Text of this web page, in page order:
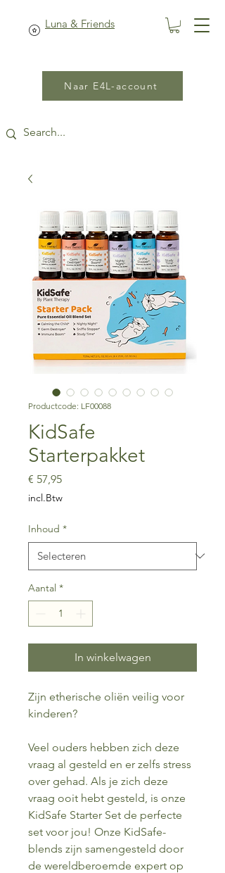
Luna & Friends
Naar E4L-account
Productcode: LF00088
KidSafe
Starterpakket
€ 57,95Prijs
incl.Btw
Inhoud *
Aantal *
In winkelwagen
Zijn etherische oliën veilig voor
kinderen?
Veel ouders hebben zich deze
vraag al gesteld en er zelfs stress
over gehad. Als je zich deze
vraag ooit hebt gesteld, is onze
KidSafe Starter Set de perfecte
set voor jou! Onze KidSafe-
blends zijn samengesteld door
de wereldberoemde expert op